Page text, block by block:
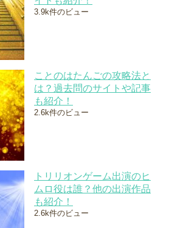
3.9k件のビュー
ことのはたんごの攻略法と
は？過去問のサイトや記事
も紹介！
2.6k件のビュー
トリリオンゲーム出演のヒ
ムロ役は誰？他の出演作品
も紹介！
2.6k件のビュー